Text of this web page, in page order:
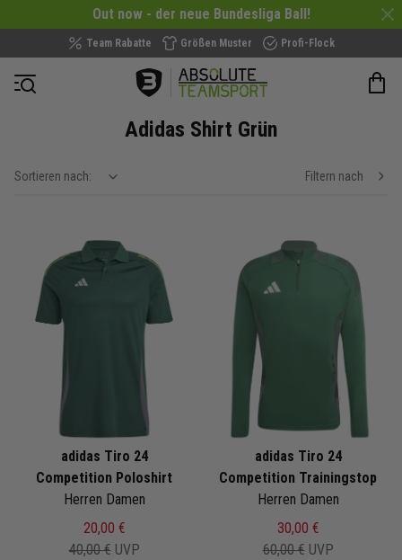
Out now - der neue Bundesliga Ball!
Team Rabatte Größen Muster Profi-Flock
Navigation öffnen
Adidas Shirt Grün
Sortieren nach: show filteroptions Filtern nach
adidas Tiro 24
Competition Poloshirt
Herren Damen
20,00 €
40,00 € UVP
adidas Tiro 24
Competition Trainingstop
Herren Damen
30,00 €
60,00 € UVP